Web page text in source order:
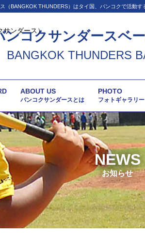
（BANGKOK THUNDERS）はタイ国、バンコクで活動
ンコクサンダースベ
BANGKOK THUNDERS
ABOUT US
バンコクサンダースとは
PHOTO
フォトギャラリー
NEWS
お知らせ